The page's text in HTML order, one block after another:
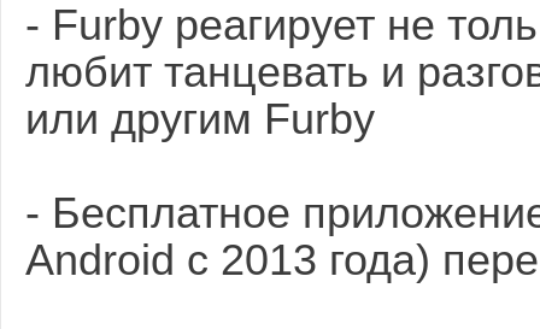
- Furby реагирует не
любит танцевать и
или другим Furby
- Бесплатное
Android с 2013 года)